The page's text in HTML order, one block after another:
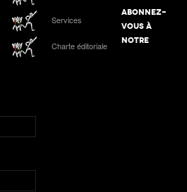
Services
Charte éditoriale
ABONNEZ-
VOUS À
NOTRE